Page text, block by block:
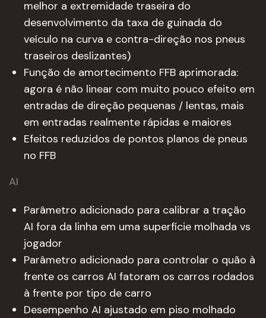
melhor a extremidade traseira do
desenvolvimento da taxa de guinada do
veículo na curva e contra-direção nos pneus
traseiros deslizantes)
Função de amortecimento FFB aprimorada:
agora é não linear com muito pouco efeito em
entradas de direção pequenas / lentas, mais
em entradas realmente rápidas e maiores
Efeitos reduzidos de pontos planos de pneus
no FFB
AI
Parâmetro adicionado para calibrar a tração
AI fora da linha em uma superfície molhada vs
jogador
Parâmetro adicionado para controlar o quão à
frente os carros AI fatoram os carros rodados
à frente por tipo de carro
Desempenho AI ajustado em piso molhado